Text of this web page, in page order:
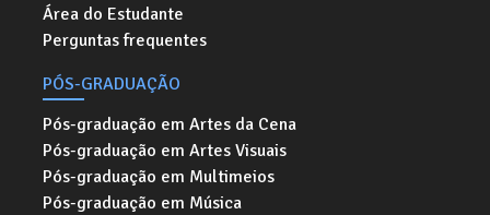
Área do Estudante
Perguntas frequentes
PÓS-GRADUAÇÃO
Pós-graduação em Artes da Cena
Pós-graduação em Artes Visuais
Pós-graduação em Multimeios
Pós-graduação em Música